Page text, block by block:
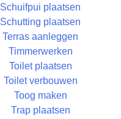
Schuifpui plaatsen
Schutting plaatsen
Terras aanleggen
Timmerwerken
Toilet plaatsen
Toilet verbouwen
Toog maken
Trap plaatsen